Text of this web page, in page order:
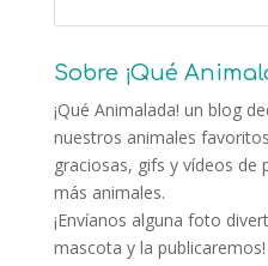
Sobre ¡Qué
¡Qué Animalada! un blog
nuestros animales
graciosas, gifs y vídeos de
más animales.
¡Envíanos alguna foto
mascota y la publicaremos!